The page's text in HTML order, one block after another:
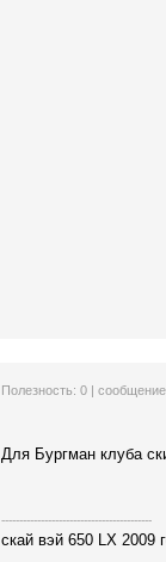
Полезность: 0| сообщение
Для Бургман клуба
------------------------------------------
скай вэй 650 LX 2009